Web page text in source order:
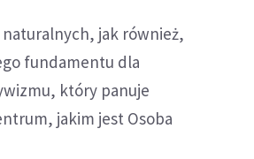
jak również,
fundamentu dla
który panuje
jakim jest Osoba